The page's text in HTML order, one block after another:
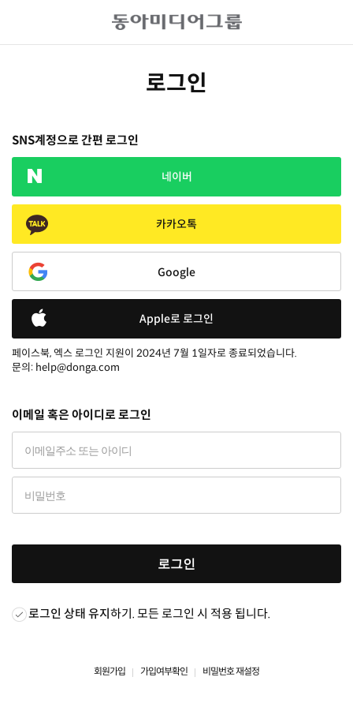
로그인
SNS계정으로 간편 로그인
네이버
카카오톡
Google
Apple로 로그인
페이스북, 엑스 로그인 지원이 2024년 7월 1일자로 종료되었습니다.
문의: help@donga.com
이메일 혹은 아이디로 로그인
로그인
로그인 상태 유지하기. 모든 로그인 시 적용 됩니다.
회원가입 가입여부확인 비밀번호 재설정